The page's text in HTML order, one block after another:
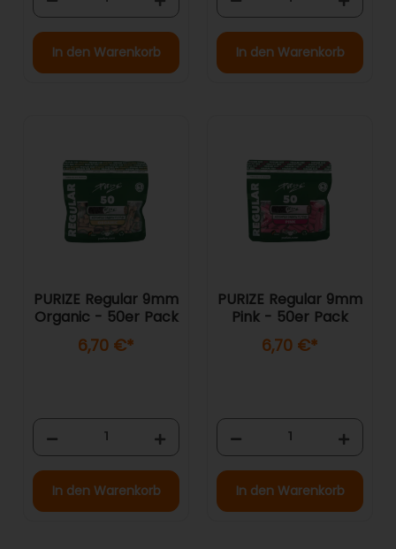
In den Warenkorb In den Warenkorb
PURIZE Regular 9mm
Organic - 50er Pack
6,70 €*
In den Warenkorb
PURIZE Regular 9mm
Pink - 50er Pack
6,70 €*
In den Warenkorb